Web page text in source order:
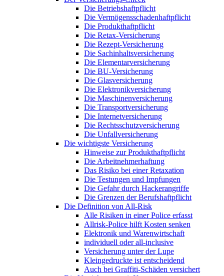
Die Betriebshaftpflicht
Die Vermögensschadenhaftpflicht
Die Produkthaftpflicht
Die Retax-Versicherung
Die Rezept-Versicherung
Die Sachinhaltsversicherung
Die Elementarversicherung
Die BU-Versicherung
Die Glasversicherung
Die Elektronikversicherung
Die Maschinenversicherung
Die Transportversicherung
Die Internetversicherung
Die Rechtsschutzversicherung
Die Unfallversicherung
Die wichtigste Versicherung
Hinweise zur Produkthaftpflicht
Die Arbeitnehmerhaftung
Das Risiko bei einer Retaxation
Die Testungen und Impfungen
Die Gefahr durch Hackerangriffe
Die Grenzen der Berufshaftpflicht
Die Definition von All-Risk
Alle Risiken in einer Police erfasst
Allrisk-Police hilft Kosten senken
Elektronik und Warenwirtschaft
individuell oder all-inclusive
Versicherung unter der Lupe
Kleingedruckte ist entscheidend
Auch bei Graffiti-Schäden versichert